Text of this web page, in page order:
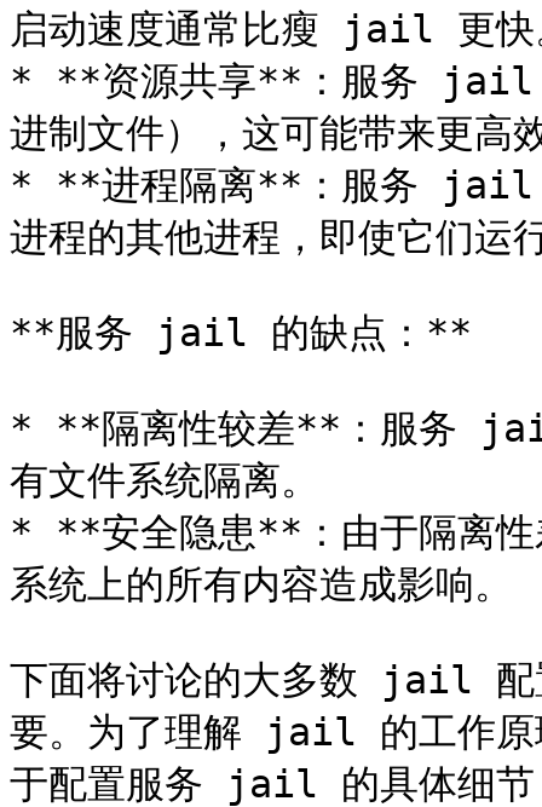
启动速度通常比瘦 jail 更快
* **资源共享**：服务 jail
进制文件），这可能带来更高
* **进程隔离**：服务 jail
进程的其他进程，即使它们运
**服务 jail 的缺点：**
* **隔离性较差**：服
有文件系统隔离。
* **安全隐患**：由于隔离
系统上的所有内容造成影响。
下面将讨论的大多数 jail
要。为了理解 jail 的工作原
于配置服务 jail 的具体